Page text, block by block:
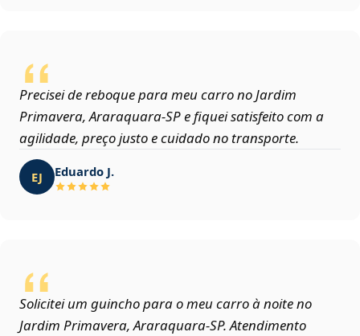
Precisei de reboque para meu carro no Jardim
Primavera, Araraquara‑SP e fiquei satisfeito com a
agilidade, preço justo e cuidado no transporte.
EJ Eduardo J.
Solicitei um guincho para o meu carro à noite no
Jardim Primavera, Araraquara‑SP. Atendimento